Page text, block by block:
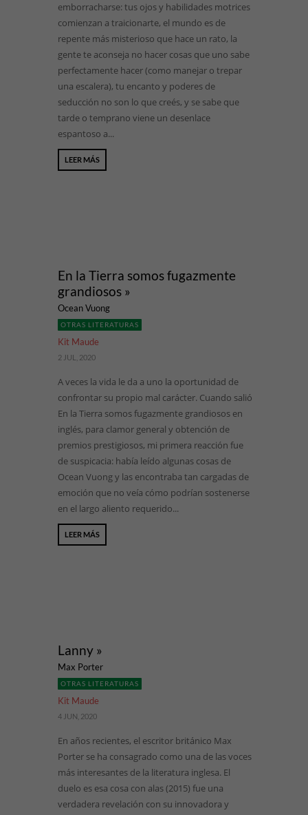
emborracharse: tus ojos y habilidades motrices
comienzan a traicionarte, el mundo es de
repente más misterioso que hace un rato, la
gente te aconseja no hacer cosas que uno sabe
perfectamente hacer (como manejar o trepar
una escalera), tu encanto y poderes de
seducción no son lo que creés, y se sabe que
tarde o temprano viene un desenlace
espantoso a...
LEER MÁS
En la Tierra somos fugazmente
grandiosos »
Ocean Vuong
OTRAS LITERATURAS
Kit Maude
2 JUL, 2020
A veces la vida le da a uno la oportunidad de
confrontar su propio mal carácter. Cuando salió
En la Tierra somos fugazmente grandiosos en
inglés, para clamor general y obtención de
premios prestigiosos, mi primera reacción fue
de suspicacia: había leído algunas cosas de
Ocean Vuong y las encontraba tan cargadas de
emoción que no veía cómo podrían sostenerse
en el largo aliento requerido...
LEER MÁS
Lanny »
Max Porter
OTRAS LITERATURAS
Kit Maude
4 JUN, 2020
En años recientes, el escritor británico Max
Porter se ha consagrado como una de las voces
más interesantes de la literatura inglesa. El
duelo es esa cosa con alas (2015) fue una
verdadera revelación con su innovadora y